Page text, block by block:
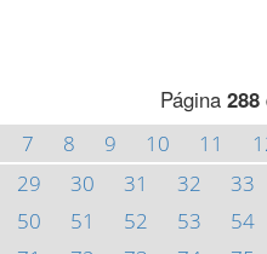
Página 288
7 8 9 10 11
29 30 31 32 33
50 51 52 53 54